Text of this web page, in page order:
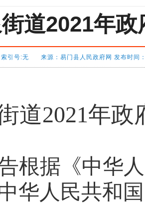
道2021年
索引号:无 来源：易门县人民政府网 发布
道2021年政
根据《中华
华人民共和